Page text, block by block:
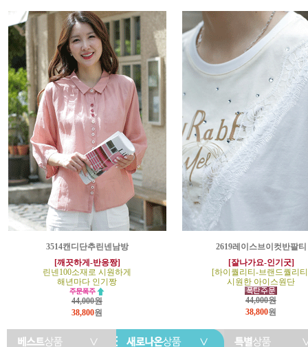
3514캔디단추린넨남방
[깨끗하게-반응짱]
린넨100소재로 시원하게
해년마다 인기짱
44,000원
38,800원
2619레이스브이컷반팔티
[잘나가요-인기굿]
[하이퀄리티-브랜드퀄리
시원한 아이스원단
44,000원
38,800원